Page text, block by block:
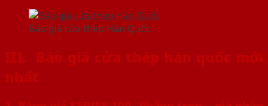
Báo giá cửa thép Hàn Quốc
III. Báo giá cửa thép hàn quốc mới
nhất